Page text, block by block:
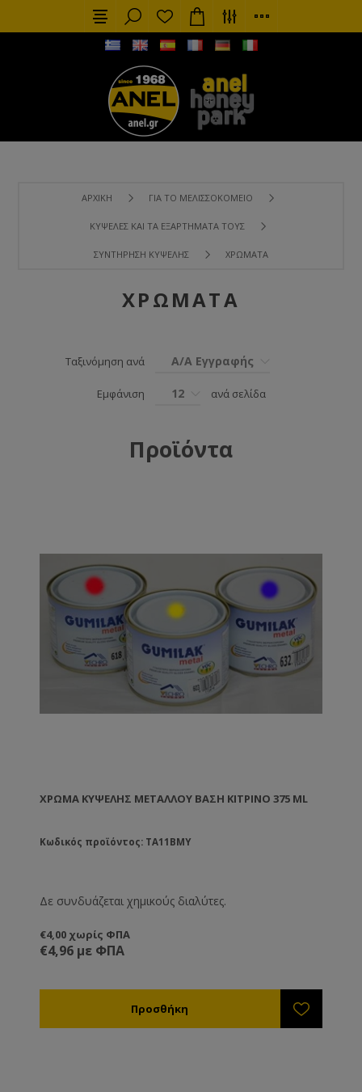
ΑΡΧΙΚΉ ΓΙΑ ΤΟ ΜΕΛΙΣΣΟΚΟΜΕΊΟ
ΚΥΨΈΛΕΣ ΚΑΙ ΤΑ ΕΞΑΡΤΉΜΑΤΑ ΤΟΥΣ
ΣΥΝΤΉΡΗΣΗ ΚΥΨΈΛΗΣ ΧΡΏΜΑΤΑ
ΧΡΏΜΑΤΑ
Ταξινόμηση ανά Α/Α Εγγραφής
Εμφάνιση 12 ανά σελίδα
Προϊόντα
ΧΡΏΜΑ ΚΥΨΈΛΗΣ ΜΕΤΆΛΛΟΥ ΒΑΣΗ ΚΊΤΡΙΝΟ 375 ML
Κωδικός προϊόντος: TA11BMY
Δε συνδυάζεται χημικούς διαλύτες.
€4,00 χωρίς ΦΠΑ
€4,96 με ΦΠΑ